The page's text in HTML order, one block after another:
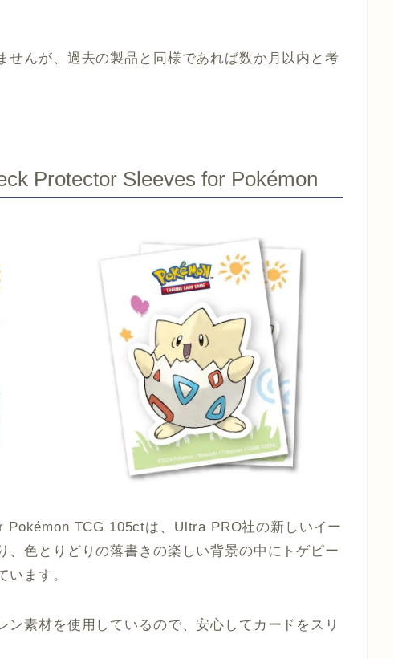
せんが、過去の製品と同様であれば数か月以内と考
Protector Sleeves for Pokémon
TCG 105ctは、Ultra PRO社の新しいイー
、色とりどりの落書きの楽しい背景の中にトゲピー
います。
ン素材を使用しているので、安心してカードをスリ